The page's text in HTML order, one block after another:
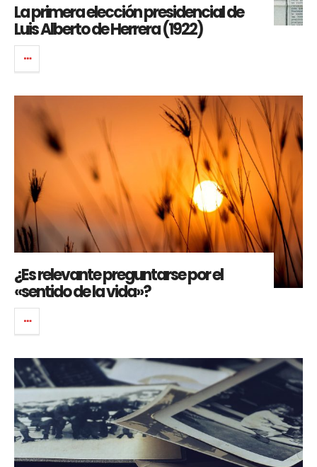
La primera elección presidencial de
Luis Alberto de Herrera (1922)
¿Es relevante preguntarse por el
«sentido de la vida»?